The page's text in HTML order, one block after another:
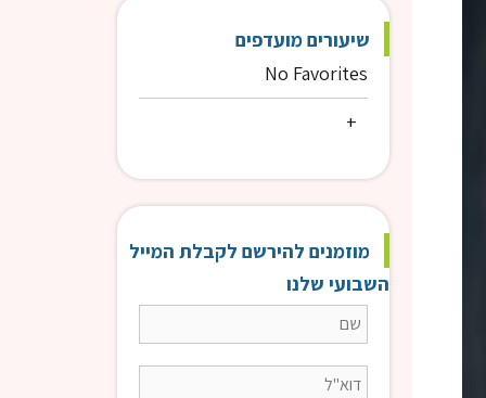
שיעורים מועדפים
No Favorites
מוזמנים להירשם לקבלת המייל
השבועי שלנו